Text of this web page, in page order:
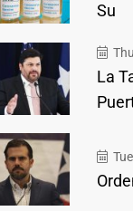
Su
La